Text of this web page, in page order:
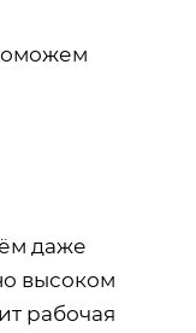
даже
высоком
рабочая